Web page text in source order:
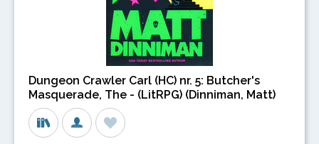
Dungeon Crawler Carl (HC) nr. 5: Butcher's
Masquerade, The - (LitRPG) (Dinniman, Matt)